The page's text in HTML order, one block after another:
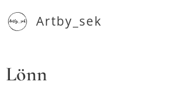
Artby_sek
Lönn